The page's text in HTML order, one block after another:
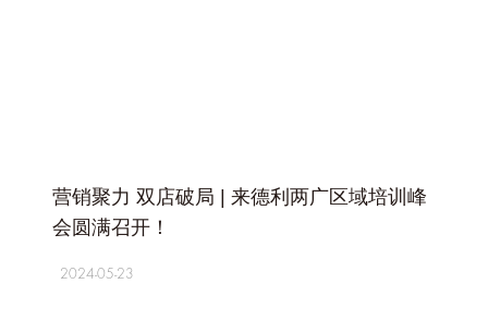
营销聚力 双店破局 | 来德利两广区域培训峰
会圆满召开！
2024-05-23